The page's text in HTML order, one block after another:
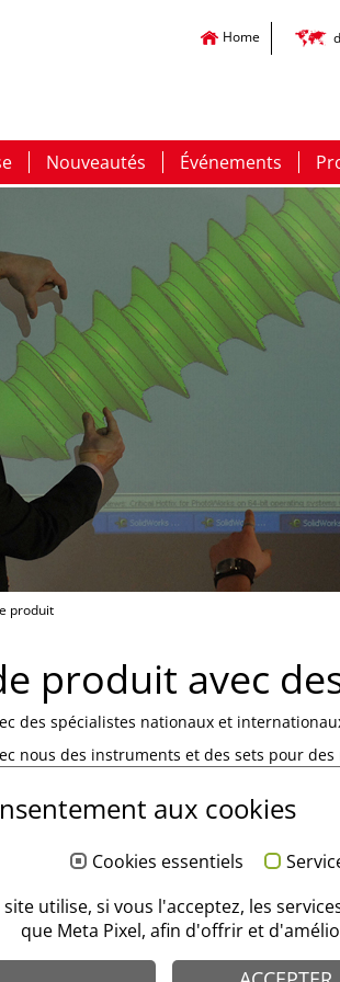
produit
produit avec
des spécialistes nationaux et
nous des instruments et des sets pour
aux cookies
Cookies essentiels
site utilise, si vous l'acceptez, les
que Meta Pixel, afin d'offrir et
Home
Nouveautés Événements